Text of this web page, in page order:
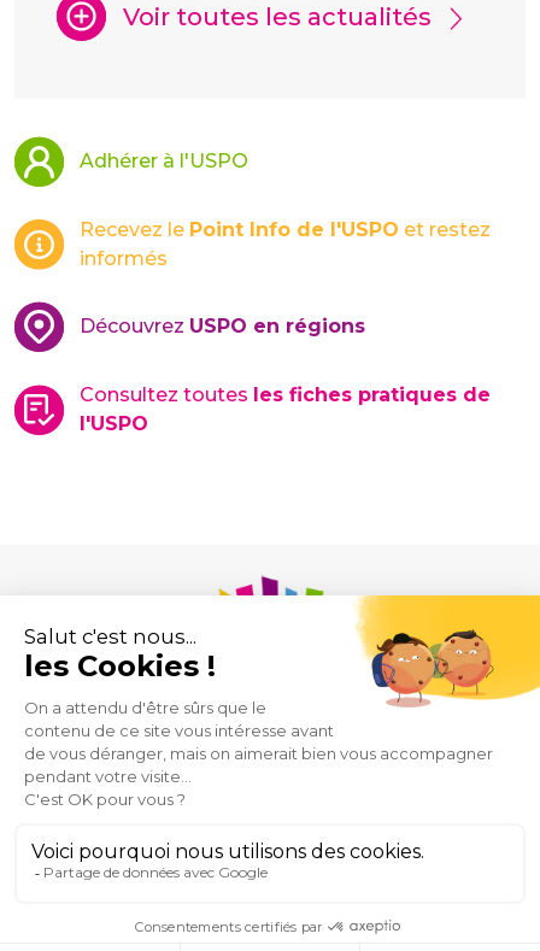
Voir toutes les actualités
Adhérer à l'USPO
Recevez le Point Info de l'USPO et restez
informés
Découvrez USPO en régions
Consultez toutes les fiches pratiques de
l'USPO
Union des Syndicats de Pharmaciens d’Officine
43 rue de Provence
Mentions
Plan
site
Espace